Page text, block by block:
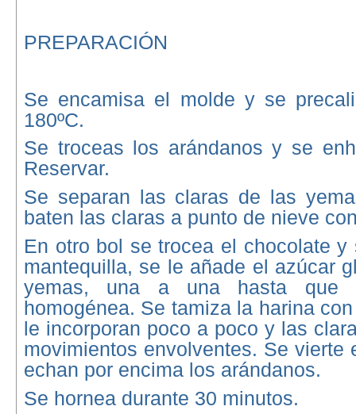
PREPARACIÓN
Se encamisa el molde y se
180ºC.
Se troceas los arándanos y se
Reservar.
Se separan las claras de las
baten las claras a punto de nieve
En otro bol se trocea el chocolate y
mantequilla, se le añade el azúcar
yemas, una a una hasta que
homogénea. Se tamiza la harina
le incorporan poco a poco y las
movimientos envolventes. Se vierte
echan por encima los arándanos.
Se hornea durante 30 minutos.